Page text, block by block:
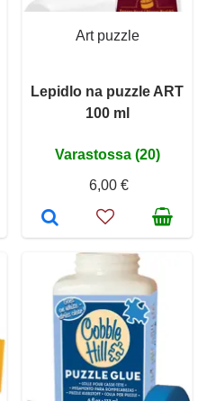
Art puzzle
Lepidlo na puzzle ART
100 ml
Varastossa (20)
6,00 €